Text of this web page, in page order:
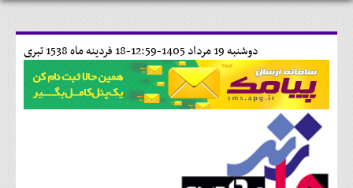
18 فردينه ماه 1538 تبری دوشنبه 19 مرداد 1405-12:59-